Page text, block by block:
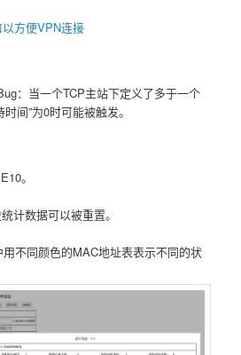
方便VPN连接
：当一个TCP主站下定义了多于一个
间”为0时可能被触发。
。
计数据可以被重置。
不同颜色的MAC地址表表示不同的状